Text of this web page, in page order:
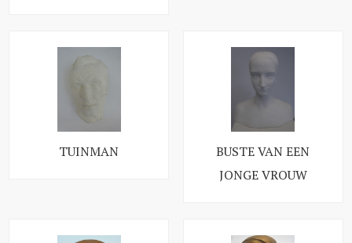
TUINMAN
BUSTE VAN EEN
JONGE VROUW